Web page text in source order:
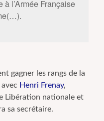
à l’Armée Française
gagner les rangs de la
Henri Frenay,
Libération nationale et
sa secrétaire.